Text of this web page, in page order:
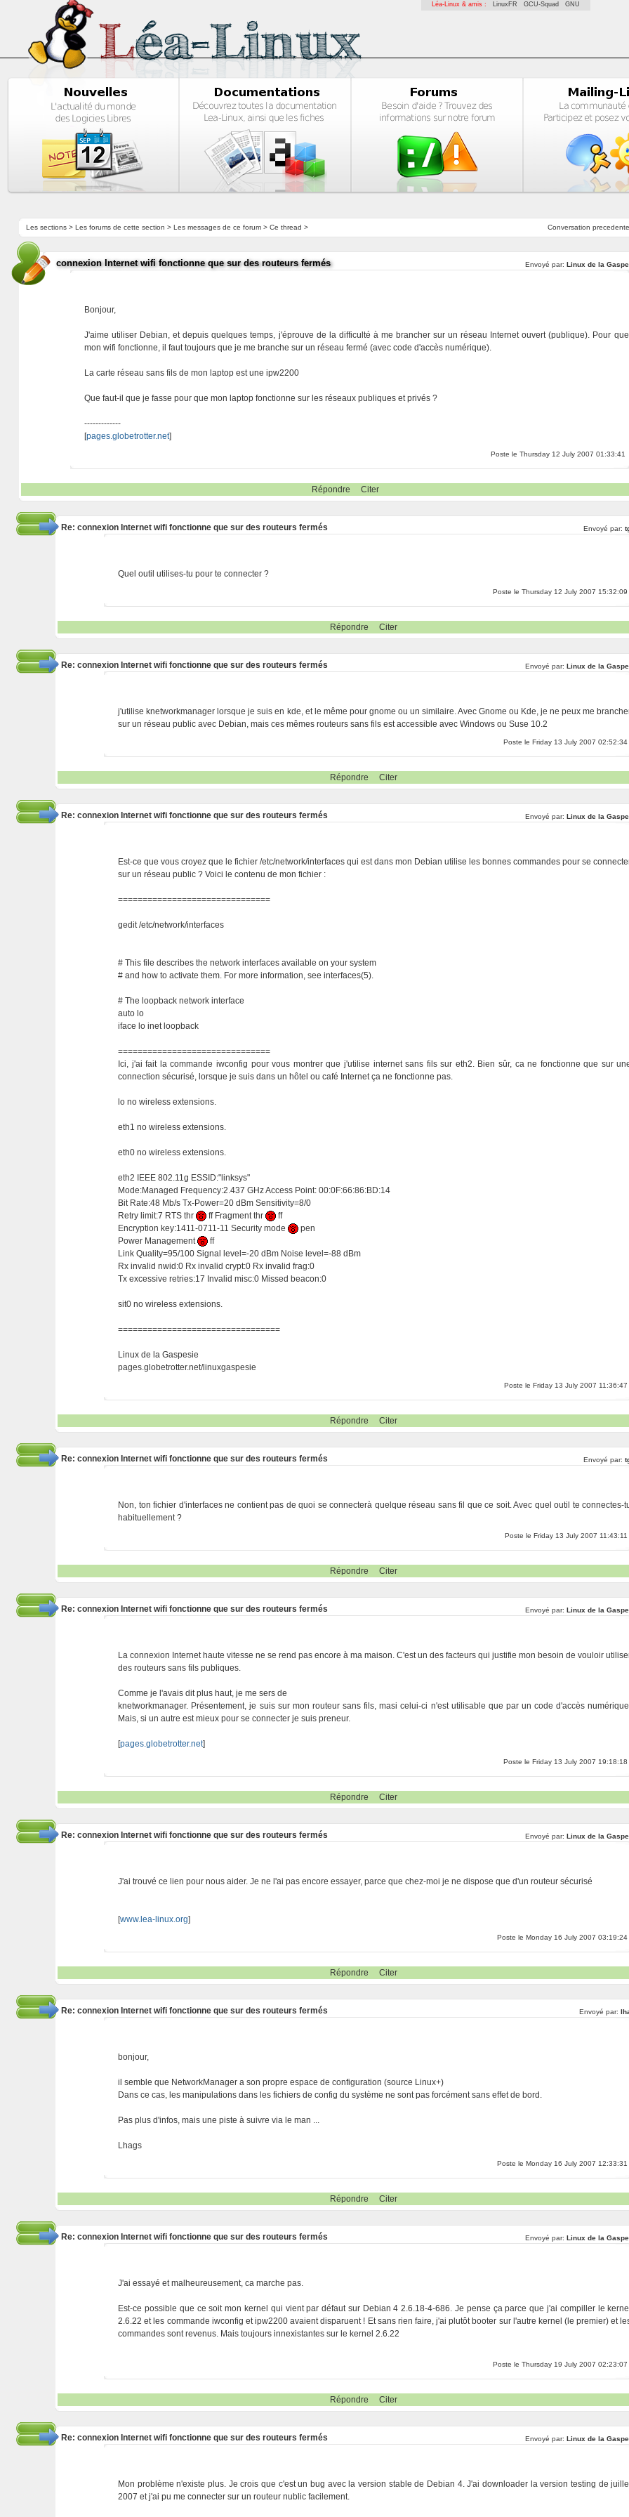
Léa-Linux & amis : LinuxFR GCU-Squad GNU
Conversation precedente
Les sections> Les forums de cette section > Les messages de ce forum> Ce thread >
connexion Internet wifi fonctionne que sur des routeurs fermés Envoyé par: Linux de la
Bonjour,
J'aime utiliser Debian, et depuis quelques temps, j'éprouve de la difficulté à me brancher sur un réseau Internet ouvert (publique). Pour que
mon wifi fonctionne, il faut toujours que je me branche sur un réseau fermé (avec code d'accès numérique).
La carte réseau sans fils de mon laptop est une ipw2200
Que faut-il que je fasse pour que mon laptop fonctionne sur les réseaux publiques et privés ?
-------------
[pages.globetrotter.net]
Poste le Thursday 12 July 2007 01:33:41
Répondre Citer
Re: connexion Internet wifi fonctionne que sur des routeurs fermés Envoyé par:
Quel outil utilises-tu pour te connecter ?
Poste le Thursday 12 July 2007 15:32:09
Répondre Citer
Re: connexion Internet wifi fonctionne que sur des routeurs fermés Envoyé par: Linux de la
j'utilise knetworkmanager lorsque je suis en kde, et le même pour gnome ou un similaire. Avec Gnome ou Kde, je ne peux me
sur un réseau public avec Debian, mais ces mêmes routeurs sans fils est accessible avec Windows ou Suse 10.2
Poste le Friday 13 July 2007 02:52:34
Répondre Citer
Re: connexion Internet wifi fonctionne que sur des routeurs fermés Envoyé par: Linux de la
Est-ce que vous croyez que le fichier /etc/network/interfaces qui est dans mon Debian utilise les bonnes commandes pour se
sur un réseau public ? Voici le contenu de mon fichier :
===============================
gedit /etc/network/interfaces
# This file describes the network interfaces available on your system
# and how to activate them. For more information, see interfaces(5).
# The loopback network interface
auto lo
iface lo inet loopback
===============================
Ici, j'ai fait la commande iwconfig pour vous montrer que j'utilise internet sans fils sur eth2. Bien sûr, ca ne fonctionne que sur
connection sécurisé, lorsque je suis dans un hôtel ou café Internet ça ne fonctionne pas.
lo no wireless extensions.
eth1 no wireless extensions.
eth0 no wireless extensions.
eth2 IEEE 802.11g ESSID:"linksys"
Mode:Managed Frequency:2.437 GHz Access Point: 00:0F:66:86:BD:14
Bit Rate:48 Mb/s Tx-Power=20 dBm Sensitivity=8/0
Retry limit:7 RTS thr
ff Fragment thr
ff
Encryption key:1411-0711-11 Security mode
pen
Power Management
ff
Link Quality=95/100 Signal level=-20 dBm Noise level=-88 dBm
Rx invalid nwid:0 Rx invalid crypt:0 Rx invalid frag:0
Tx excessive retries:17 Invalid misc:0 Missed beacon:0
sit0 no wireless extensions.
=================================
Linux de la Gaspesie
pages.globetrotter.net/linuxgaspesie
Poste le Friday 13 July 2007 11:36:47
Répondre Citer
Re: connexion Internet wifi fonctionne que sur des routeurs fermés Envoyé par:
Non, ton fichier d'interfaces ne contient pas de quoi se connecterà quelque réseau sans fil que ce soit. Avec quel outil te connectes-
habituellement ?
Poste le Friday 13 July 2007 11:43:11
Répondre Citer
Re: connexion Internet wifi fonctionne que sur des routeurs fermés Envoyé par: Linux de la
La connexion Internet haute vitesse ne se rend pas encore à ma maison. C'est un des facteurs qui justifie mon besoin de vouloir
des routeurs sans fils publiques.
Comme je l'avais dit plus haut, je me sers de
knetworkmanager. Présentement, je suis sur mon routeur sans fils, masi celui-ci n'est utilisable que par un code d'accès
Mais, si un autre est mieux pour se connecter je suis preneur.
[pages.globetrotter.net]
Poste le Friday 13 July 2007 19:18:18
Répondre Citer
Re: connexion Internet wifi fonctionne que sur des routeurs fermés Envoyé par: Linux de la
J'ai trouvé ce lien pour nous aider. Je ne l'ai pas encore essayer, parce que chez-moi je ne dispose que d'un routeur sécurisé
[www.lea-linux.org]
Poste le Monday 16 July 2007 03:19:24
Répondre Citer
Re: connexion Internet wifi fonctionne que sur des routeurs fermés Envoyé par:
bonjour,
il semble que NetworkManager a son propre espace de configuration (source Linux+)
Dans ce cas, les manipulations dans les fichiers de config du système ne sont pas forcément sans effet de bord.
Pas plus d'infos, mais une piste à suivre via le man ...
Lhags
Poste le Monday 16 July 2007 12:33:31
Répondre Citer
Re: connexion Internet wifi fonctionne que sur des routeurs fermés Envoyé par: Linux de la
J'ai essayé et malheureusement, ca marche pas.
Est-ce possible que ce soit mon kernel qui vient par défaut sur Debian 4 2.6.18-4-686. Je pense ça parce que j'ai compiller le
2.6.22 et les commande iwconfig et ipw2200 avaient disparuent ! Et sans rien faire, j'ai plutôt booter sur l'autre kernel (le premier) et
commandes sont revenus. Mais toujours innexistantes sur le kernel 2.6.22
Poste le Thursday 19 July 2007 02:23:07
Répondre Citer
Re: connexion Internet wifi fonctionne que sur des routeurs fermés Envoyé par: Linux de la
Mon problème n'existe plus. Je crois que c'est un bug avec la version stable de Debian 4. J'ai downloader la version testing de
2007 et j'ai pu me connecter sur un routeur nublic facilement.